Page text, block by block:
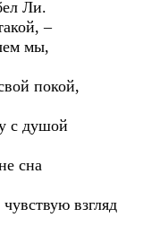
Ли.
–
мы,
покой,
с душой
сна
взгляд